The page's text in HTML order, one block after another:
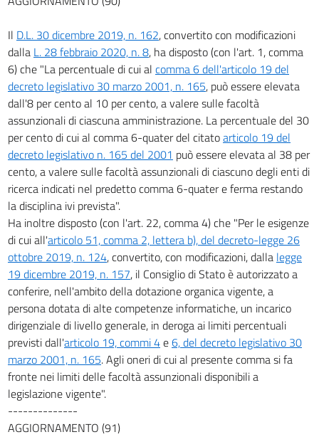
Il D.L. 30 dicembre 2019, n. 162, convertito con modificazioni
dalla L. 28 febbraio 2020, n. 8, ha disposto (con l'art. 1, comma
6) che "La percentuale di cui al comma 6 dell'articolo 19 del
decreto legislativo 30 marzo 2001, n. 165, può essere elevata
dall'8 per cento al 10 per cento, a valere sulle facoltà
assunzionali di ciascuna amministrazione. La percentuale del 30
per cento di cui al comma 6-quater del citatoarticolo 19 del
decreto legislativo n. 165 del 2001 può essere elevata al 38 per
cento, a valere sulle facoltà assunzionali di ciascuno degli enti di
ricerca indicati nel predetto comma 6-quater e ferma restando
la disciplina ivi prevista".
Ha inoltre disposto (con l'art. 22, comma 4) che "Per le esigenze
di cui all'articolo 51, comma 2, lettera b), del decreto-legge 26
ottobre 2019, n. 124, convertito, con modificazioni, dalla legge
19 dicembre 2019, n. 157, il Consiglio di Stato è autorizzato a
conferire, nell'ambito della dotazione organica vigente, a
persona dotata di alte competenze informatiche, un incarico
dirigenziale di livello generale, in deroga ai limiti percentuali
previsti dall'articolo 19, commi 4e6, del decreto legislativo 30
marzo 2001, n. 165. Agli oneri di cui al presente comma si fa
fronte nei limiti delle facoltà assunzionali disponibili a
legislazione vigente".
--------------
AGGIORNAMENTO (91)